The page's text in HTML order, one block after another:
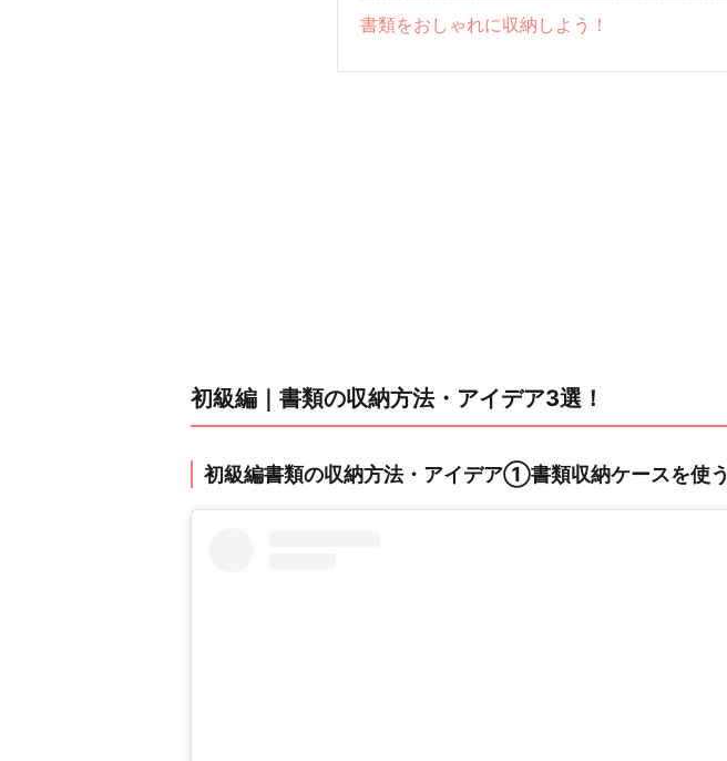
書類をおしゃれに収納しよう！
初級編｜書類の収納方法・アイデア3選！
初級編書類の収納方法・アイデア①書類収納ケースを使う